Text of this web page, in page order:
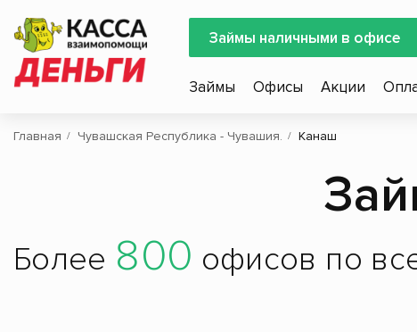
Займы наличными в офисе
Займы Офисы Акции
Главная Чувашская Республика - Чувашия. Канаш
Более 800 офисов по